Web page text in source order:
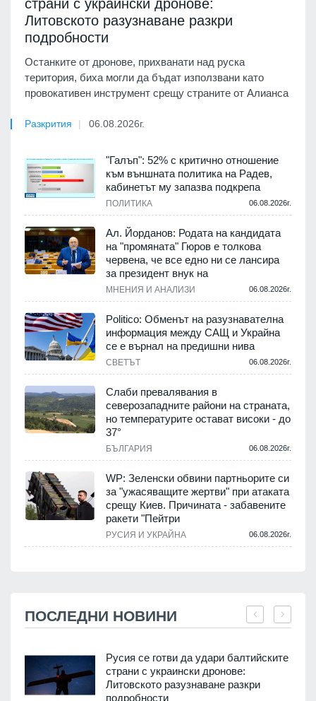
страни с украински дронове:
Литовското разузнаване разкри
подробности
Останките от дронове, прихванати над руска
територия, биха могли да бъдат използвани като
провокативен инструмент срещу страните от Алианса
Разкрития 06.08.2026г.
"Галъп": 52% с критично отношение
към външната политика на Радев,
кабинетът му запазва подкрепа
ПОЛИТИКА 06.08.2026г.
Ал. Йорданов: Родата на кандидата
на "промяната" Гюров е толкова
червена, че все едно ни се лансира
за президент внук на
МНЕНИЯ И АНАЛИЗИ 06.08.2026г.
Politico: Обменът на разузнавателна
информация между САЩ и Украйна
се е върнал на предишни нива
СВЕТЪТ 06.08.2026г.
Слаби превалявания в
северозападните райони на страната,
но температурите остават високи - до
37°
БЪЛГАРИЯ 06.08.2026г.
WP: Зеленски обвини партньорите си
за "ужасяващите жертви" при атаката
срещу Киев. Причината - забавените
ракети "Пейтри
РУСИЯ И УКРАЙНА 06.08.2026г.
ПОСЛЕДНИ НОВИНИ
Русия се готви да удари балтийските
страни с украински дронове:
Литовското разузнаване разкри
подробности